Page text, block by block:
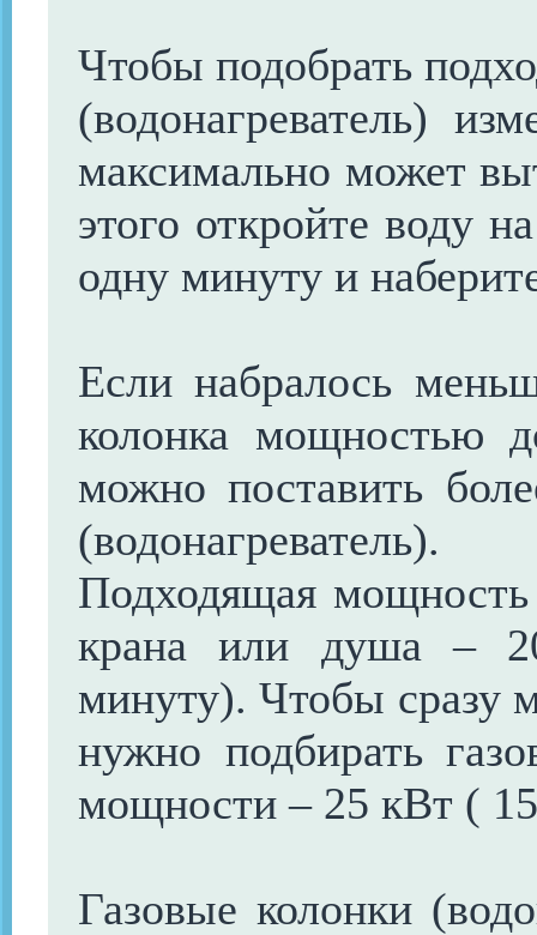
Чтобы подобрать
(водонагреватель)
максимально может
этого откройте воду
одну минуту и
Если набралось
колонка мощностью
можно поставить
(водонагреватель).
Подходящая мощность
крана или душа –
минуту). Чтобы сразу
нужно подбирать
мощности – 25 кВт (
Газовые колонки